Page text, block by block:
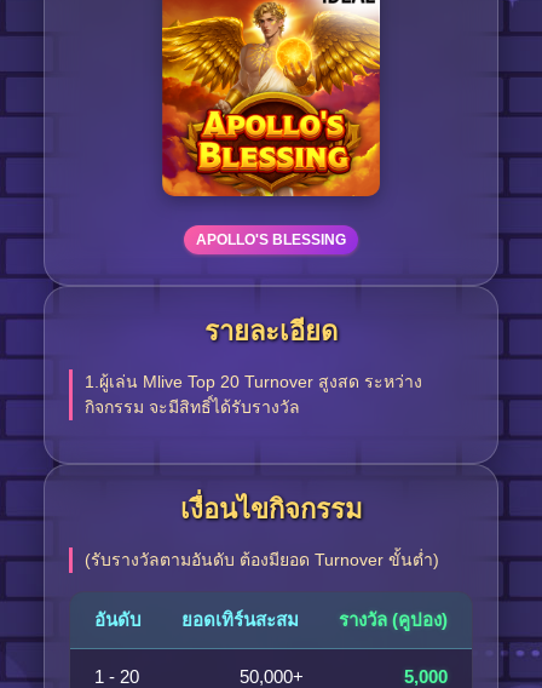
APOLLO'S BLESSING
รายละเอียด
1.ผู้เล่น Mlive Top 20 Turnover สูงสด ระหว่าง
กิจกรรม จะมีสิทธิ์ได้รับรางวัล
เงื่อนไขกิจกรรม
(รับรางวัลตามอันดับ ต้องมียอด Turnover ขั้นต่ำ)
อันดับ ยอดเทิร์นสะสม รางวัล (คูปอง)
1 - 20 50,000+ 5,000